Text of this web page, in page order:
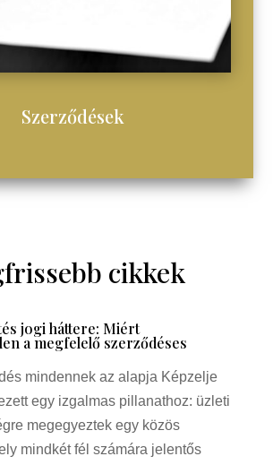
Szerződések
cikkek
jogi háttere: Miért
a megfelelő szerződéses
mindennek az alapja Képzelje
egy izgalmas pillanathoz: üzleti
megegyeztek egy közös
mindkét fél számára jelentős